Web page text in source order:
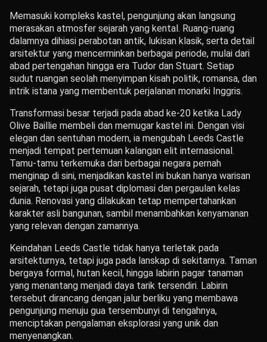
Memasuki kompleks kastel, pengunjung akan langsung
merasakan atmosfer sejarah yang kental. Ruang-ruang
dalamnya dihiasi perabotan antik, lukisan klasik, serta detail
arsitektur yang mencerminkan berbagai periode, mulai dari
abad pertengahan hingga era Tudor dan Stuart. Setiap
sudut ruangan seolah menyimpan kisah politik, romansa, dan
intrik istana yang membentuk perjalanan monarki Inggris.
Transformasi besar terjadi pada abad ke-20 ketika Lady
Olive Baillie membeli dan memugar kastel ini. Dengan visi
elegan dan sentuhan modern, ia mengubah Leeds Castle
menjadi tempat pertemuan kalangan elit internasional.
Tamu-tamu terkemuka dari berbagai negara pernah
menginap di sini, menjadikan kastel ini bukan hanya warisan
sejarah, tetapi juga pusat diplomasi dan pergaulan kelas
dunia. Renovasi yang dilakukan tetap mempertahankan
karakter asli bangunan, sambil menambahkan kenyamanan
yang relevan dengan zamannya.
Keindahan Leeds Castle tidak hanya terletak pada
arsitekturnya, tetapi juga pada lanskap di sekitarnya. Taman
bergaya formal, hutan kecil, hingga labirin pagar tanaman
yang menantang menjadi daya tarik tersendiri. Labirin
tersebut dirancang dengan jalur berliku yang membawa
pengunjung menuju gua tersembunyi di tengahnya,
menciptakan pengalaman eksplorasi yang unik dan
menyenangkan.